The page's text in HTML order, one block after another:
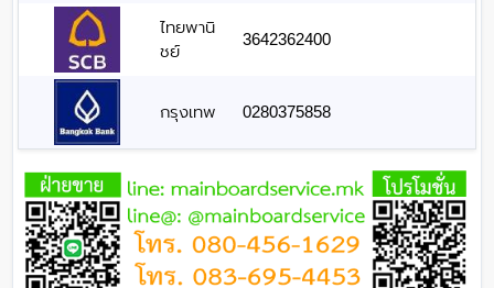
ไทยพานิ
ชย์
3642362400
กรุงเทพ 0280375858